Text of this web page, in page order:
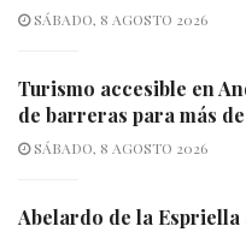
SÁBADO, 8 AGOSTO 2026
Turismo accesible en
de barreras para más
SÁBADO, 8 AGOSTO 2026
Abelardo de la